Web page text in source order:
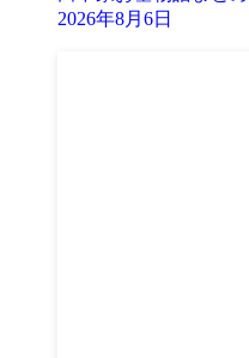
2026年8月6日